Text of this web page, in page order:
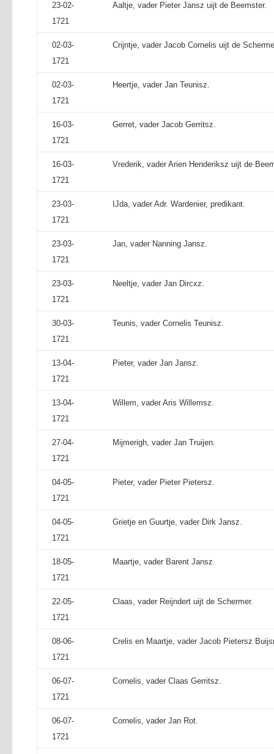
23-02-
1721
Aaltje, vader Pieter Jansz uijt de Beemster.
02-03-
1721
Crijntje, vader Jacob Cornelis uijt de
02-03-
1721
Heertje, vader Jan Teunisz.
16-03-
1721
Gerret, vader Jacob Gerritsz.
16-03-
1721
Vrederik, vader Arien Henderiksz uijt de
23-03-
1721
IJda, vader Adr. Wardenier, predikant.
23-03-
1721
Jan, vader Nanning Jansz.
23-03-
1721
Neeltje, vader Jan Dircxz.
30-03-
1721
Teunis, vader Cornelis Teunisz.
13-04-
1721
Pieter, vader Jan Jansz.
13-04-
1721
Willem, vader Aris Willemsz.
27-04-
1721
Mijmerigh, vader Jan Truijen.
04-05-
1721
Pieter, vader Pieter Pietersz.
04-05-
1721
Grietje en Guurtje, vader Dirk Jansz.
18-05-
1721
Maartje, vader Barent Jansz.
22-05-
1721
Claas, vader Reijndert uijt de Schermer.
08-06-
1721
Crelis en Maartje, vader Jacob Pietersz
06-07-
1721
Cornelis, vader Claas Gerritsz.
06-07-
1721
Cornelis, vader Jan Rot.